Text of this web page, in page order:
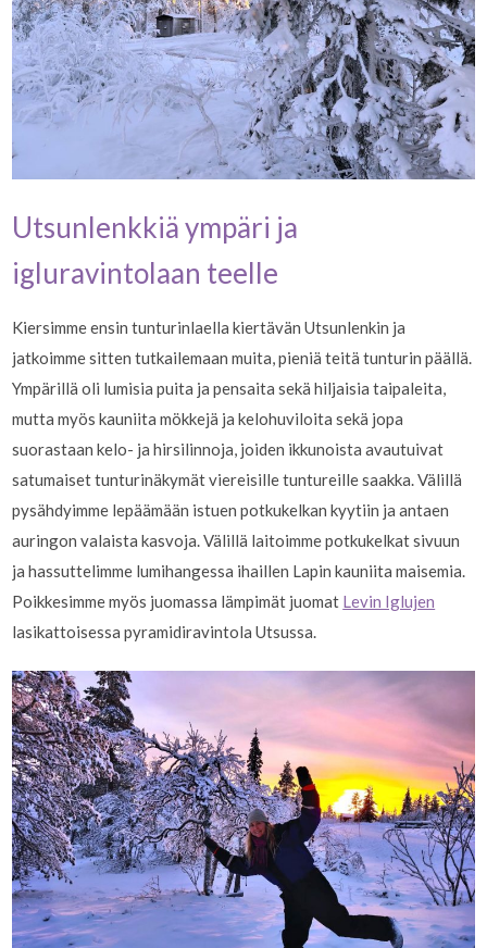
Utsunlenkkiä ympäri ja
igluravintolaan teelle
Kiersimme ensin tunturinlaella kiertävän Utsunlenkin ja
jatkoimme sitten tutkailemaan muita, pieniä teitä tunturin päällä.
Ympärillä oli lumisia puita ja pensaita sekä hiljaisia taipaleita,
mutta myös kauniita mökkejä ja kelohuviloita sekä jopa
suorastaan kelo- ja hirsilinnoja, joiden ikkunoista avautuivat
satumaiset tunturinäkymät viereisille tuntureille saakka. Välillä
pysähdyimme lepäämään istuen potkukelkan kyytiin ja antaen
auringon valaista kasvoja. Välillä laitoimme potkukelkat sivuun
ja hassuttelimme lumihangessa ihaillen Lapin kauniita maisemia.
Poikkesimme myös juomassa lämpimät juomat Levin Iglujen
lasikattoisessa pyramidiravintola Utsussa.